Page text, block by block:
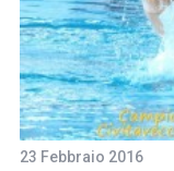
23 Febbraio 2016